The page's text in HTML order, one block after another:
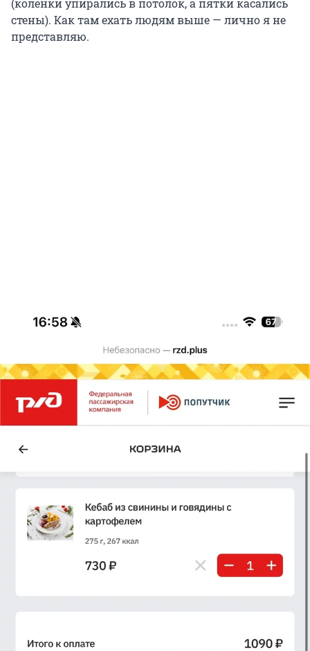
(коленки упирались в потолок, а пятки касались
стены). Как там ехать людям выше — лично я не
представляю.